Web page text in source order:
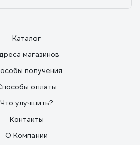
Каталог
магазинов
получения
оплаты
Что улучшить?
Контакты
О Компании